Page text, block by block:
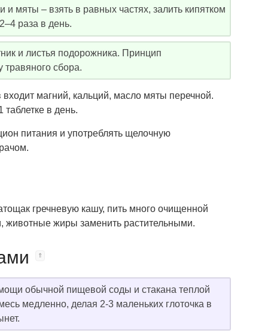
мяты – взять в равных частях, залить кипятком
раза в день.
и листья подорожника. Принцип
травяного сбора.
магний, кальций, масло мяты перечной.
в день.
питания и употреблять щелочную
гречневую кашу, пить много очищенной
жиры заменить растительными.
обычной пищевой соды и стакана теплой
медленно, делая 2-3 маленьких глоточка в